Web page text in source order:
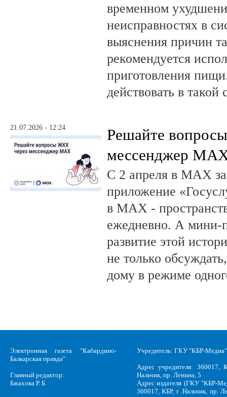
временном
неисправностях в
выяснения причин
рекомендуется
приготовления
действовать в такой
21.07.2026 - 12:24
Решайте
мессенджер
С 2 апреля в MAX
приложение
в MAX -
ежедневно. А мини-
развитие этой
не только
дому в режиме
Электронная газета "Кабардино-
Балкарская правда"
Главный редактор:
Бжахова Р. Б.
Учредитель: ГКУ "КБР-Медиа"
Адрес учредителя: 360017,
Нальчик, пр. Ленина, 5
Адрес издателя (ГКУ "КБР-
360017, КБР, г .Нальчик, пр.